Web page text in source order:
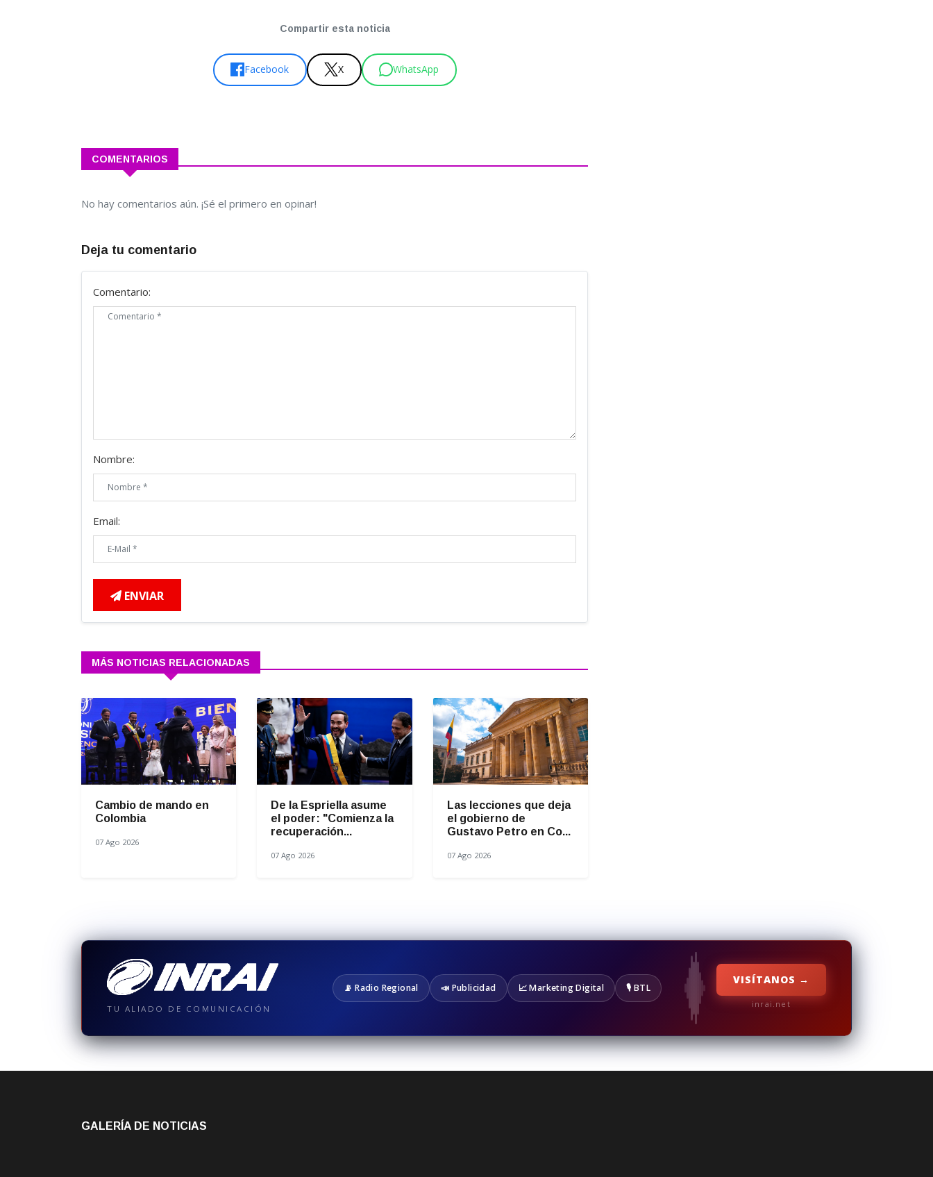
Compartir esta noticia
Facebook X WhatsApp
COMENTARIOS
No hay comentarios aún. ¡Sé el primero en opinar!
Deja tu comentario
Comentario:
Nombre:
Email:
ENVIAR
MÁS NOTICIAS RELACIONADAS
Cambio de mando en
Colombia
07 Ago 2026
De la Espriella asume
el poder: "Comienza la
recuperación...
07 Ago 2026
Las lecciones que deja
el gobierno de
Gustavo Petro en Co...
07 Ago 2026
TU ALIADO DE COMUNICACIÓN
📡 Radio Regional 📣 Publicidad 📈 Marketing Digital 🎙️ BTL
VISÍTANOS →
inrai.net
GALERÍA DE NOTICIAS